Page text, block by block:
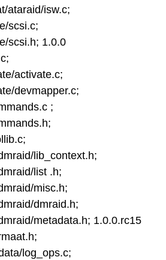
ataraid/isw.c;
scsi.c;
scsi.h; 1.0.0
activate.c;
devmapper.c;
;
lib_context.h;
list .h;
misc.h;
dmraid.h;
metadata.h; 1.0.0.rc15
log_ops.c;